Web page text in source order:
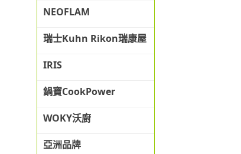
NEOFLAM
瑞士Kuhn Rikon瑞康屋
IRIS
鍋寶CookPower
WOKY沃廚
亞洲品牌